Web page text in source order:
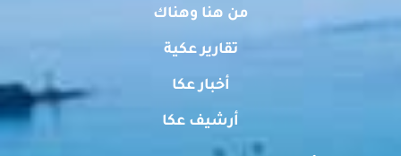
من هنا وهناك
تقارير عكية
أخبار عكا
أرشيف عكا